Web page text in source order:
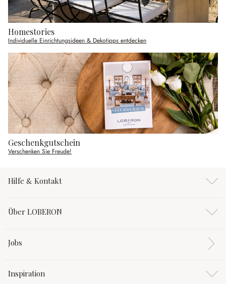
Homestories
Individuelle Einrichtungsideen & Dekotipps entdecken
Geschenkgutschein
Verschenken Sie Freude!
Hilfe & Kontakt
Über LOBERON
Jobs
Inspiration